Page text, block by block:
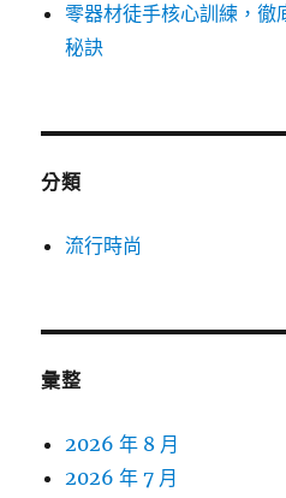
零器材徒手核心訓練，徹
秘訣
分類
流行時尚
彙整
2026 年 8 月
2026 年 7 月